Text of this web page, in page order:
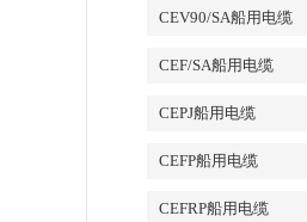
CEV90/SA船用电缆
CEF/SA船用电缆
CEPJ船用电缆
CEFP船用电缆
CEFRP船用电缆